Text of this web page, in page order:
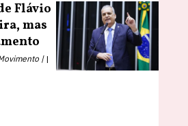
Flávio
mas
|